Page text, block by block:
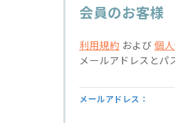
会員のお客様
利用規約 および個
メールアドレスとパ
メールアドレス：